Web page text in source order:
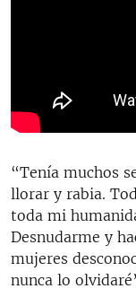
“Tenía muchos
llorar y rabia.
toda mi
Desnudarme y
mujeres
nunca lo